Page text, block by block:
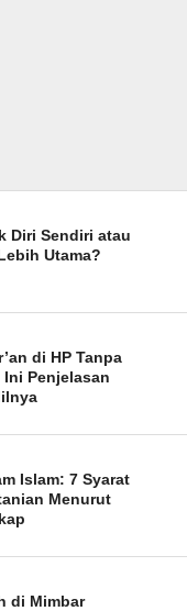
Diri Sendiri atau
Utama?
di HP Tanpa
Penjelasan
Islam: 7 Syarat
Menurut
di Mimbar